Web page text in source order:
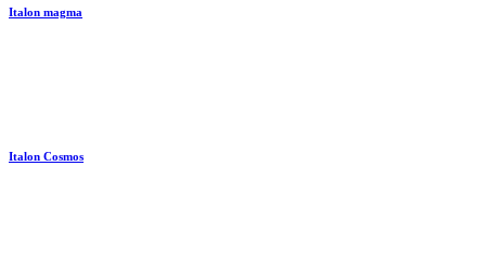
Italon magma
Italon Cosmos